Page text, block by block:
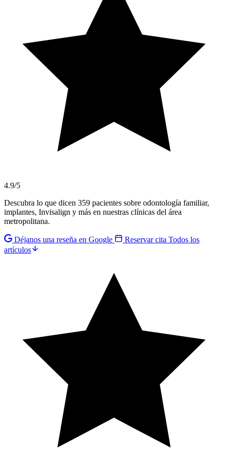
4.9/5
Descubra lo que dicen 359 pacientes sobre odontología familiar,
implantes, Invisalign y más en nuestras clínicas del área
metropolitana.
Déjanos una reseña en Google Reservar cita Todos los
artículos